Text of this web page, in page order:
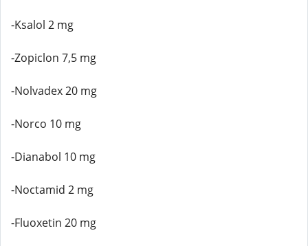
-Ksalol 2 mg
-Zopiclon 7,5 mg
-Nolvadex 20 mg
-Norco 10 mg
-Dianabol 10 mg
-Noctamid 2 mg
-Fluoxetin 20 mg